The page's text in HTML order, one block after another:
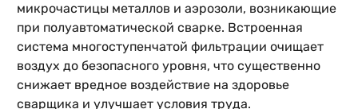
микрочастицы металлов и аэрозоли, возникающие
при полуавтоматической сварке. Встроенная
система многоступенчатой фильтрации очищает
воздух до безопасного уровня, что существенно
снижает вредное воздействие на здоровье
сварщика и улучшает условия труда.